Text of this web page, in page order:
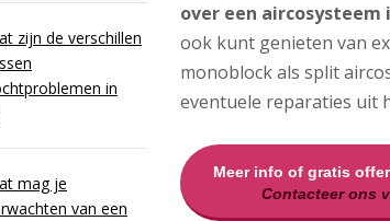
zijn de verschillen
in
mag je
van een
over een aircosysteem
ook kunt genieten van
monoblock als split
eventuele reparaties uit
Meer info of gratis
Contacteer ons